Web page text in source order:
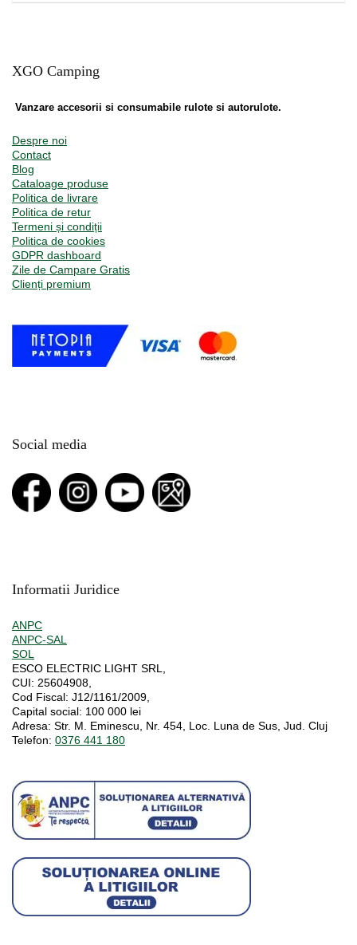
XGO Camping
Vanzare accesorii si consumabile rulote si autorulote.
Despre noi
Contact
Blog
Cataloage produse
Politica de livrare
Politica de retur
Termeni și condiții
Politica de cookies
GDPR dashboard
Zile de Campare Gratis
Clienți premium
Social media
Informatii Juridice
ANPC
ANPC-SAL
SOL
ESCO ELECTRIC LIGHT SRL,
CUI: 25604908,
Cod Fiscal: J12/1161/2009,
Capital social: 100 000 lei
Adresa: Str. M. Eminescu, Nr. 454, Loc. Luna de Sus, Jud. Cluj
Telefon: 0376 441 180